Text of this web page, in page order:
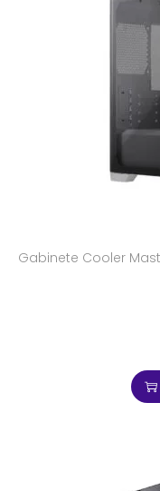
Gabinete Cooler